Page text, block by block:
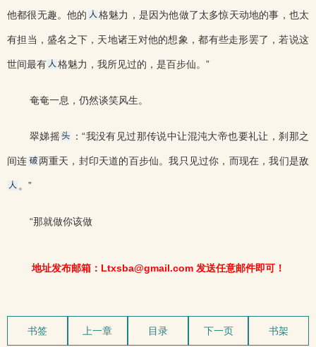
他都很无趣。他的 格魅力，是因为他做了太多惊天动地的事，也太
有担当，盛名之下，天地诸王对他的想象，都有些走形罢了，若说这
世间最有 格魅力，我所见过的，是百步仙。”
奄奄一息，仍然谈笑风生。
翠娣摇 ：“我没有见过那传说中让混沌大帝也要礼让，刹那之
间连 两重天，封印天道的百步仙。我只见过你，而现在，我们是敌
。”
“那就做你该做
地址发布邮箱：Ltxsba@gmail.com 发送任意邮件即可！
书签 上一章 目录 下一页 书架